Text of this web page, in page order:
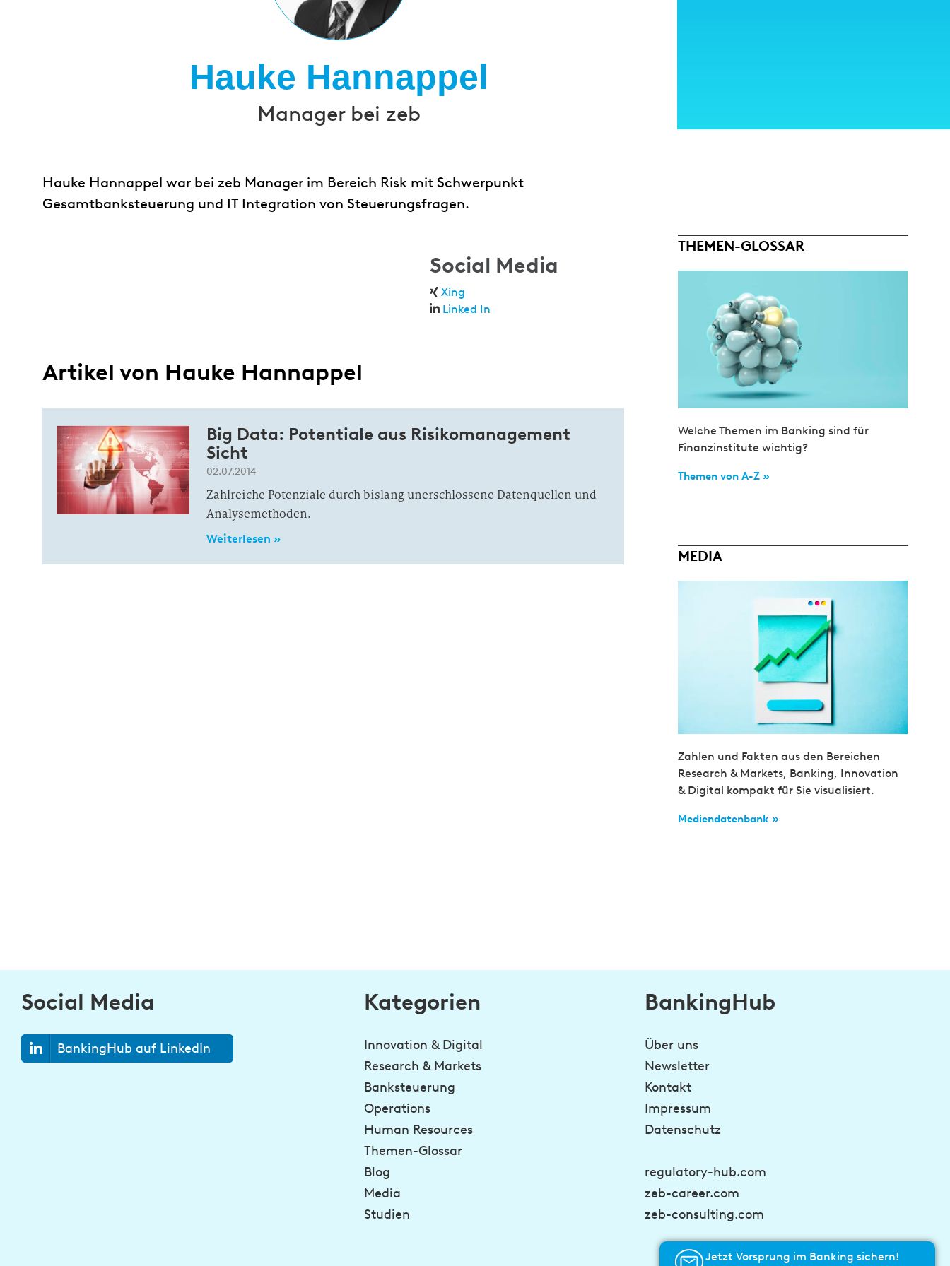
Hauke Hannappel
Manager bei zeb
Hauke Hannappel war bei zeb Manager im Bereich Risk mit Schwerpunkt
Gesamtbanksteuerung und IT Integration von Steuerungsfragen.
Social Media
Xing
Linked In
Artikel von Hauke Hannappel
Big Data: Potentiale aus Risikomanagement
Sicht
02.07.2014
Zahlreiche Potenziale durch bislang unerschlossene Datenquellen und
Analysemethoden.
Weiterlesen »
THEMEN-GLOSSAR
Welche Themen im Banking sind für
Finanzinstitute wichtig?
Themen von A-Z »
MEDIA
Zahlen und Fakten aus den Bereichen
Research & Markets, Banking, Innovation
& Digital kompakt für Sie visualisiert.
Mediendatenbank »
Social Media
BankingHub auf LinkedIn
Kategorien
Innovation & Digital
Research & Markets
Banksteuerung
Operations
Human Resources
Themen-Glossar
Blog
Media
Studien
BankingHub
Über uns
Newsletter
Kontakt
Impressum
Datenschutz
regulatory-hub.com
zeb-career.com
zeb-consulting.com
Jetzt Vorsprung im Banking sichern!